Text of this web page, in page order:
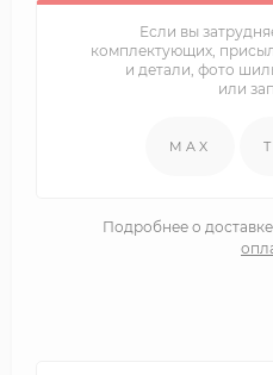
Если вы
комплектующих,
и детали, фото
или
MAX
Подробнее о